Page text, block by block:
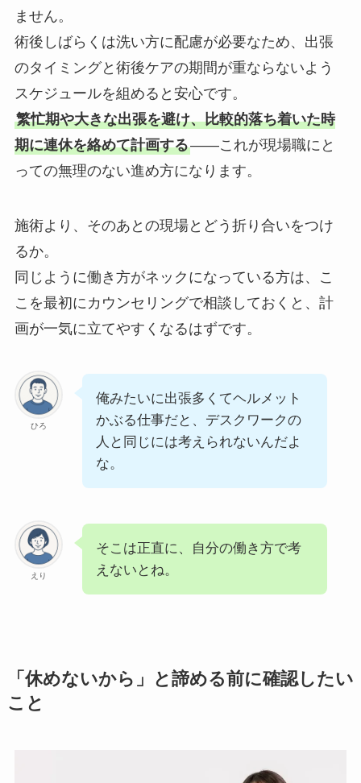
ません。
術後しばらくは洗い方に配慮が必要なため、出張
のタイミングと術後ケアの期間が重ならないよう
スケジュールを組めると安心です。
繁忙期や大きな出張を避け、比較的落ち着いた時
期に連休を絡めて計画する——これが現場職にと
っての無理のない進め方になります。
施術より、そのあとの現場とどう折り合いをつけ
るか。
同じように働き方がネックになっている方は、こ
こを最初にカウンセリングで相談しておくと、計
画が一気に立てやすくなるはずです。
ひろ
俺みたいに出張多くてヘルメット
かぶる仕事だと、デスクワークの
人と同じには考えられないんだよ
な。
えり
そこは正直に、自分の働き方で考
えないとね。
「休めないから」と諦める前に確認したい
こと